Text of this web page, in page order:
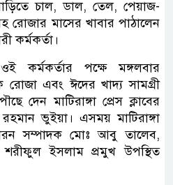
চাল, ডাল, তেল, পেয়াজ-
মাসের খাবার পাঠালেন
কর্মকর্তা।
কর্মকর্তার পক্ষে মঙ্গলবার
রোজা এবং ঈদের খাদ্য সামগ্রী
দেন মাটিরাঙ্গা প্রেস ক্লাবের
ভুইয়া। এসময় মাটিরাঙ্গা
সম্পাদক মোঃ আবু তালেব,
শরীফুল ইসলাম প্রমুখ উপস্থিত